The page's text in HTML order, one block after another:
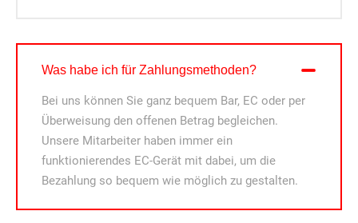
Was habe ich für Zahlungsmethoden?
Bei uns können Sie ganz bequem Bar, EC oder per
Überweisung den offenen Betrag begleichen.
Unsere Mitarbeiter haben immer ein
funktionierendes EC-Gerät mit dabei, um die
Bezahlung so bequem wie möglich zu gestalten.